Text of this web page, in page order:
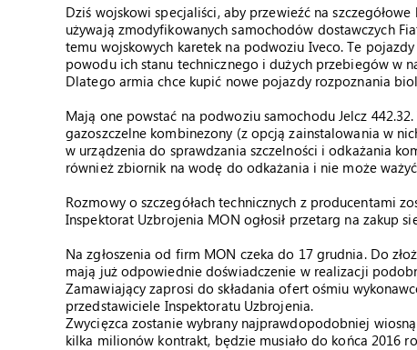
Dziś wojskowi specjaliści, aby przewieźć na
używają zmodyfikowanych samochodów dostawczych
temu wojskowych karetek na podwoziu Iveco. Te
powodu ich stanu technicznego i dużych przebiegów w
Dlatego armia chce kupić nowe pojazdy rozpoznania
Mają one powstać na podwoziu samochodu Jelcz
gazoszczelne kombinezony (z opcją zainstalowania w
w urządzenia do sprawdzania szczelności i odkażania
również zbiornik na wodę do odkażania i nie może
Rozmowy o szczegółach technicznych z producentami
Inspektorat Uzbrojenia MON ogłosił przetarg na zakup
Na zgłoszenia od firm MON czeka do 17 grudnia. Do
mają już odpowiednie doświadczenie w realizacji
Zamawiający zaprosi do składania ofert ośmiu
przedstawiciele Inspektoratu Uzbrojenia.
Zwycięzca zostanie wybrany najprawdopodobniej
kilka milionów kontrakt, będzie musiało do końca 2016